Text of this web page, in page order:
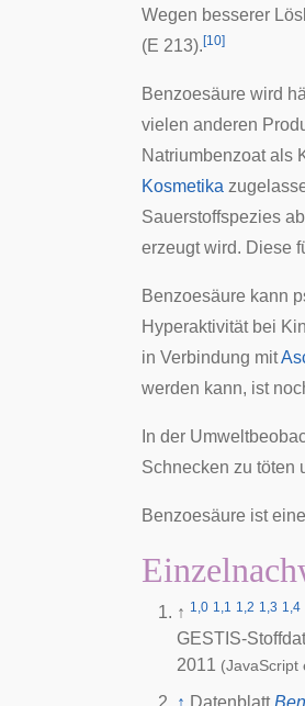
Wegen besserer
(E 213).[10]
Benzoesäure wird
vielen anderen
Natriumbenzoat als
Kosmetika
Sauerstoffspezies
erzeugt wird. Diese
Benzoesäure kann
Hyperaktivität bei
in Verbindung mit
werden kann, ist
In der
Schnecken zu töten
Benzoesäure ist eine
↑ 1,0 1,1 1,2 1,3 1,4
GESTIS-
2011 (JavaScript
↑ Datenblatt